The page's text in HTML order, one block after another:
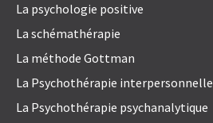
La psychologie positive
La schémathérapie
La méthode Gottman
La Psychothérapie interpersonnelle
La Psychothérapie psychanalytique